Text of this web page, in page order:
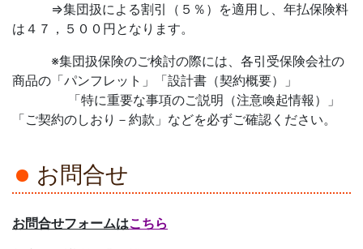
⇒集団扱による割引（５％）を適用し、年払保険料
は４７，５００円となります。
※集団扱保険のご検討の際には、各引受保険会社の
商品の「パンフレット」「設計書（契約概要）」
「特に重要な事項のご説明（注意喚起情報）」
「ご契約のしおり－約款」などを必ずご確認ください。
お問合せ
お問合せフォームはこちら